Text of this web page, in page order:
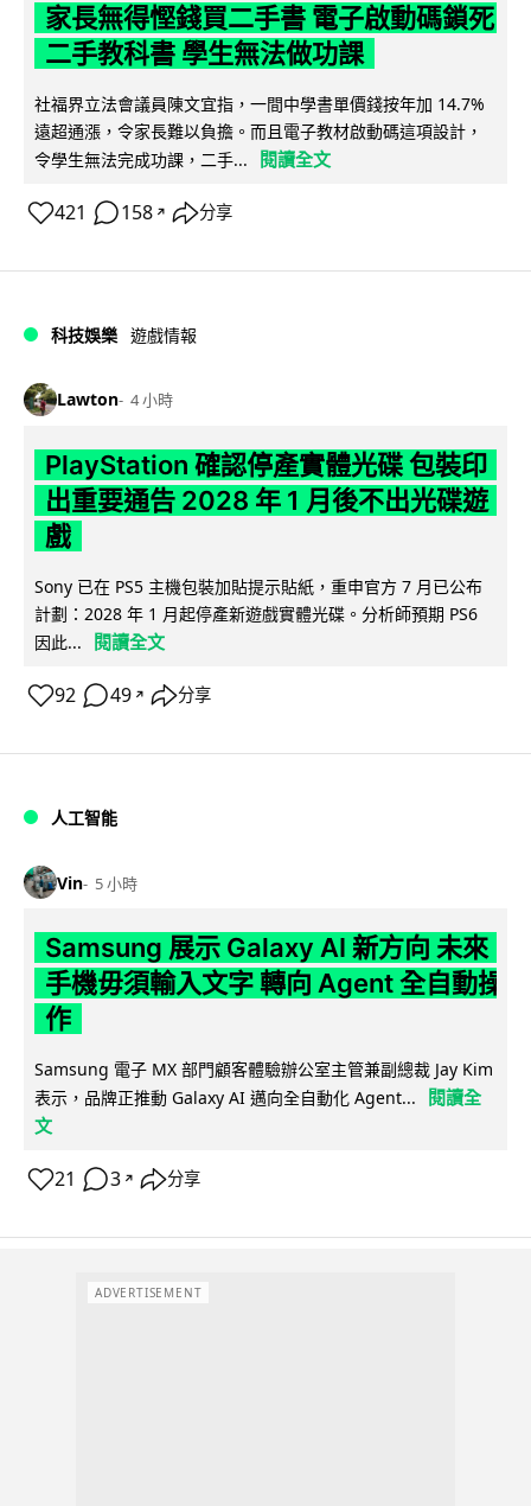
家長無得慳錢買二手書 電子啟動碼鎖死
二手教科書 學生無法做功課
社福界立法會議員陳文宜指，一間中學書單價錢按年加 14.7%
遠超通漲，令家長難以負擔。而且電子教材啟動碼這項設計，
令學生無法完成功課，二手...
閱讀全文
421 158 ↗ 分享
科技娛樂 遊戲情報
Lawton 4 小時
PlayStation 確認停產實體光碟 包裝印
出重要通告 2028 年 1 月後不出光碟遊
戲
Sony 已在 PS5 主機包裝加貼提示貼紙，重申官方 7 月已公布
計劃：2028 年 1 月起停產新遊戲實體光碟。分析師預期 PS6
因此...
閱讀全文
92 49 ↗ 分享
人工智能
Vin 5 小時
Samsung 展示 Galaxy AI 新方向 未來
手機毋須輸入文字 轉向 Agent 全自動操
作
Samsung 電子 MX 部門顧客體驗辦公室主管兼副總裁 Jay Kim
表示，品牌正推動 Galaxy AI 邁向全自動化 Agent...
閱讀全
文
21 3 ↗ 分享
ADVERTISEMENT